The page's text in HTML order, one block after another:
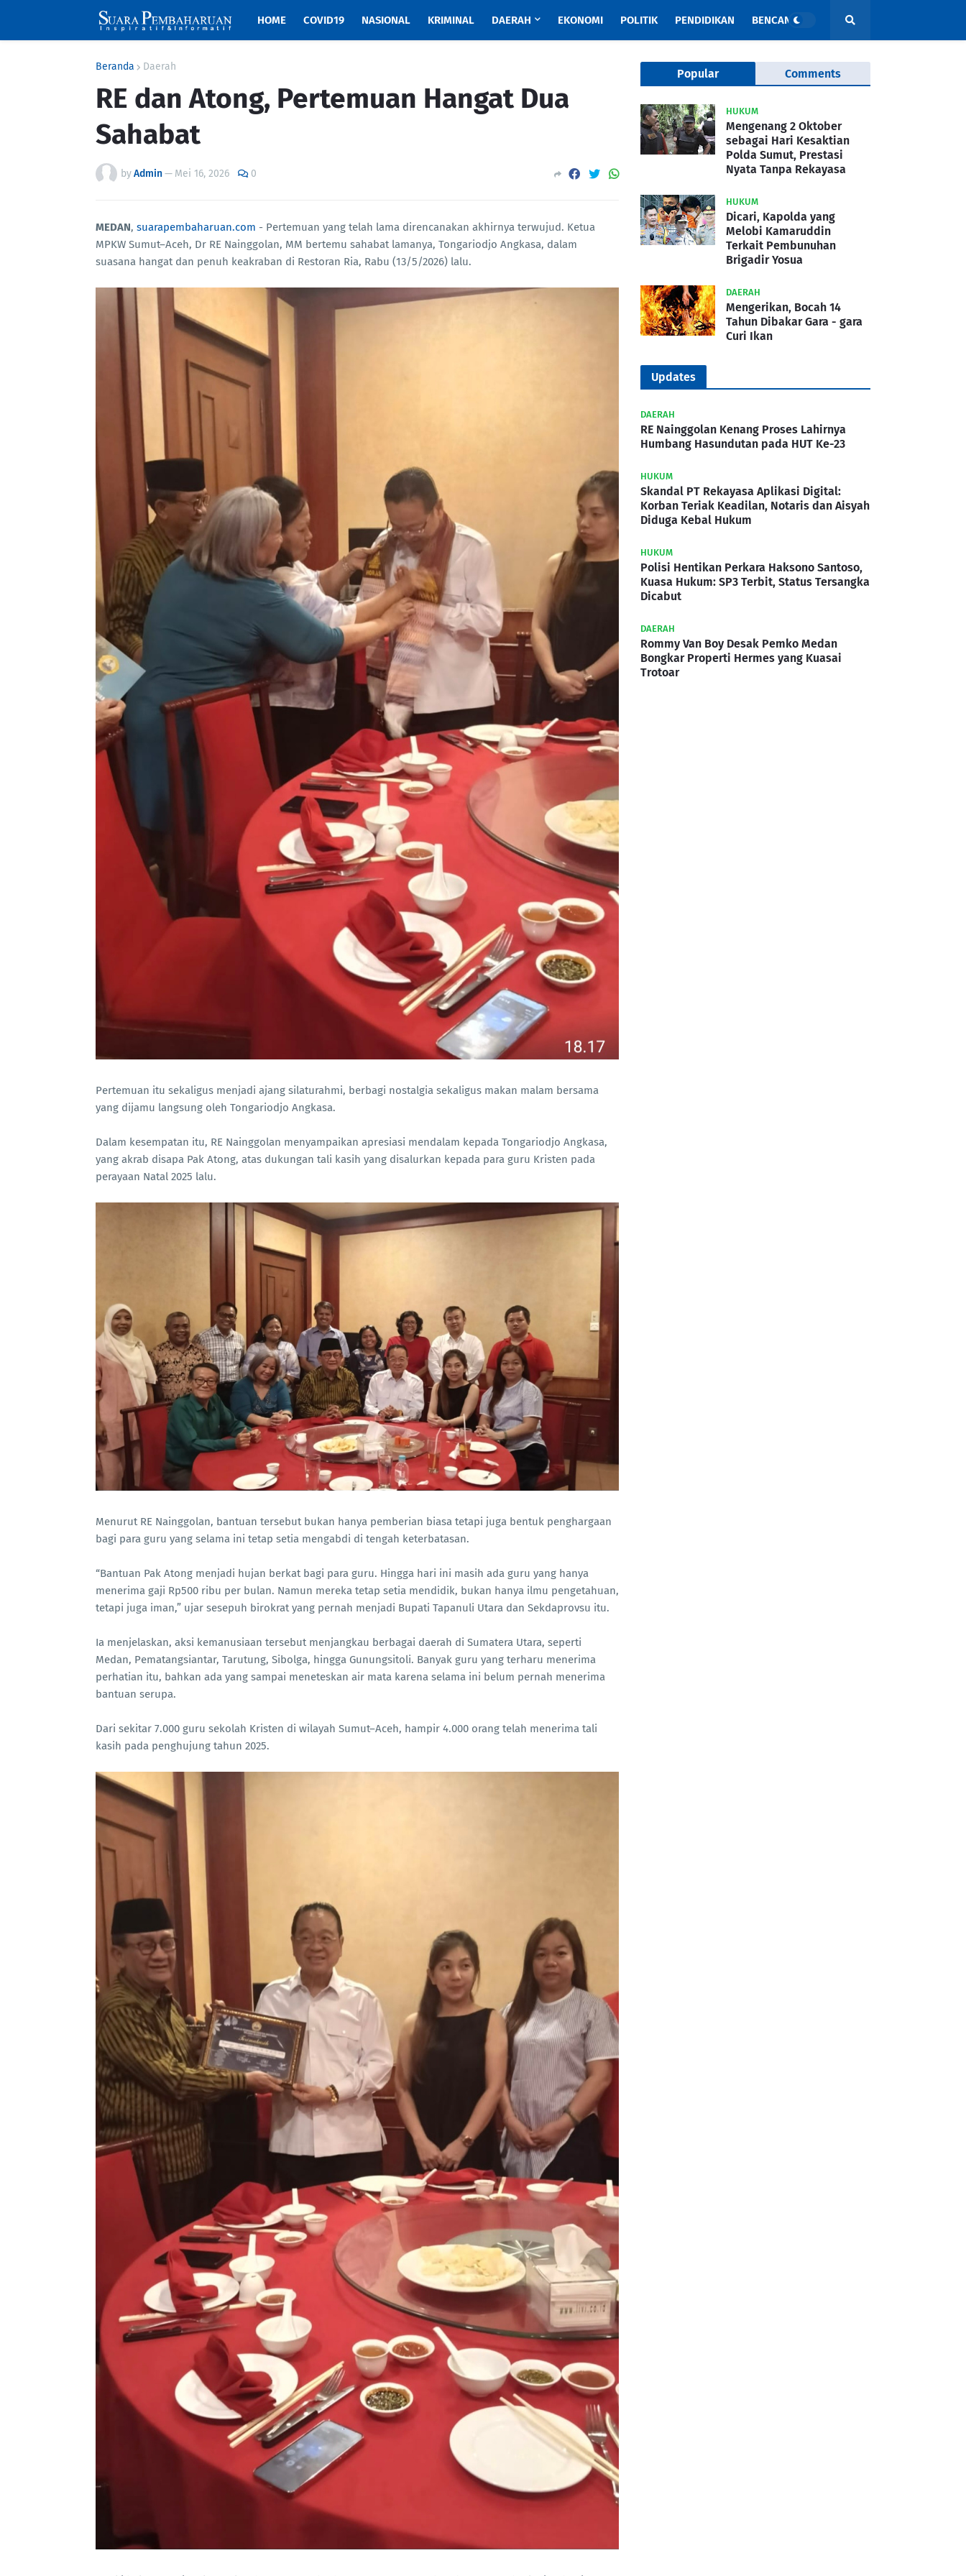
HOME COVID19 NASIONAL KRIMINAL DAERAH EKONOMI POLITIK PENDIDIKAN BENCANA
Beranda Daerah
RE dan Atong, Pertemuan Hangat Dua
Sahabat
byAdmin— Mei 16, 2026 0
MEDAN, suarapembaharuan.com - Pertemuan yang telah lama direncanakan akhirnya terwujud. Ketua
MPKW Sumut–Aceh, Dr RE Nainggolan, MM bertemu sahabat lamanya, Tongariodjo Angkasa, dalam
suasana hangat dan penuh keakraban di Restoran Ria, Rabu (13/5/2026) lalu.
Pertemuan itu sekaligus menjadi ajang silaturahmi, berbagi nostalgia sekaligus makan malam bersama
yang dijamu langsung oleh Tongariodjo Angkasa.
Dalam kesempatan itu, RE Nainggolan menyampaikan apresiasi mendalam kepada Tongariodjo Angkasa,
yang akrab disapa Pak Atong, atas dukungan tali kasih yang disalurkan kepada para guru Kristen pada
perayaan Natal 2025 lalu.
Menurut RE Nainggolan, bantuan tersebut bukan hanya pemberian biasa tetapi juga bentuk penghargaan
bagi para guru yang selama ini tetap setia mengabdi di tengah keterbatasan.
“Bantuan Pak Atong menjadi hujan berkat bagi para guru. Hingga hari ini masih ada guru yang hanya
menerima gaji Rp500 ribu per bulan. Namun mereka tetap setia mendidik, bukan hanya ilmu pengetahuan,
tetapi juga iman,” ujar sesepuh birokrat yang pernah menjadi Bupati Tapanuli Utara dan Sekdaprovsu itu.
Ia menjelaskan, aksi kemanusiaan tersebut menjangkau berbagai daerah di Sumatera Utara, seperti
Medan, Pematangsiantar, Tarutung, Sibolga, hingga Gunungsitoli. Banyak guru yang terharu menerima
perhatian itu, bahkan ada yang sampai meneteskan air mata karena selama ini belum pernah menerima
bantuan serupa.
Dari sekitar 7.000 guru sekolah Kristen di wilayah Sumut–Aceh, hampir 4.000 orang telah menerima tali
kasih pada penghujung tahun 2025.
Popular Comments
HUKUM
Mengenang 2 Oktober
sebagai Hari Kesaktian
Polda Sumut, Prestasi
Nyata Tanpa Rekayasa
HUKUM
Dicari, Kapolda yang
Melobi Kamaruddin
Terkait Pembunuhan
Brigadir Yosua
DAERAH
Mengerikan, Bocah 14
Tahun Dibakar Gara - gara
Curi Ikan
Updates
DAERAH
RE Nainggolan Kenang Proses Lahirnya
Humbang Hasundutan pada HUT Ke-23
HUKUM
Skandal PT Rekayasa Aplikasi Digital:
Korban Teriak Keadilan, Notaris dan Aisyah
Diduga Kebal Hukum
HUKUM
Polisi Hentikan Perkara Haksono Santoso,
Kuasa Hukum: SP3 Terbit, Status Tersangka
Dicabut
DAERAH
Rommy Van Boy Desak Pemko Medan
Bongkar Properti Hermes yang Kuasai
Trotoar